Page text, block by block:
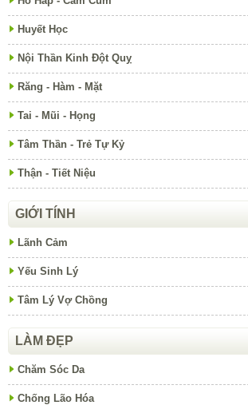
Huyết Học
Nội Thần Kinh Đột Quỵ
Răng - Hàm - Mặt
Tai - Mũi - Họng
Tâm Thần - Trẻ Tự Kỷ
Thận - Tiết Niệu
GIỚI TÍNH
Lãnh Cảm
Yếu Sinh Lý
Tâm Lý Vợ Chồng
LÀM ĐẸP
Chăm Sóc Da
Chống Lão Hóa